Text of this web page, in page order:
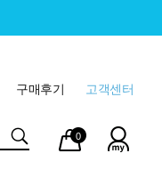
고객센터
구매후기
마이
페이
장바
구니
0